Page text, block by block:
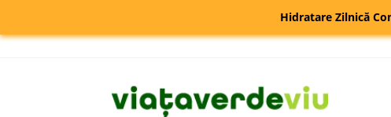
Hidratare Zilnică